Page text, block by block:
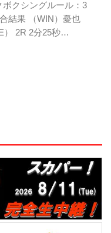
てもブアカーオは
クシングルール：3
結果 （WIN）憂也
） 2R 2分25秒
で打ち気の蛇鬼に憂
レートと合わせる。
ードし、「来い」と
ッシャーを掛け金網
前蹴りから左フック
ち合いに出る蛇鬼だ
、前蹴りでとらえ、